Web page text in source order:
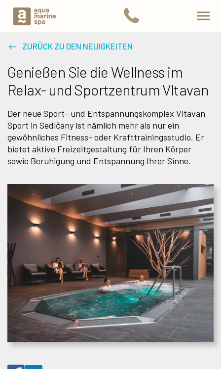
ZURÜCK ZU DEN NEUIGKEITEN
Genießen Sie die Wellness im
Relax- und Sportzentrum Vltavan
Der neue Sport- und Entspannungskomplex Vltavan
Sport in Sedlčany ist nämlich mehr als nur ein
gewöhnliches Fitness- oder Krafttrainingsstudio. Er
bietet aktive Freizeitgestaltung für Ihren Körper
sowie Beruhigung und Entspannung Ihrer Sinne.